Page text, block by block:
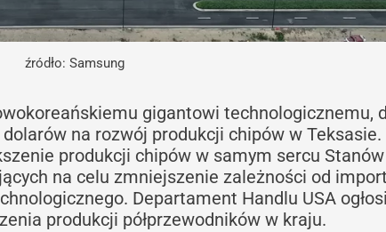
źródło: Samsung
gigantowi technologicznemu,
na rozwój produkcji chipów w Teksasie.
produkcji chipów w samym sercu Stanów
na celu zmniejszenie zależności od
Departament Handlu USA
produkcji półprzewodników w kraju.